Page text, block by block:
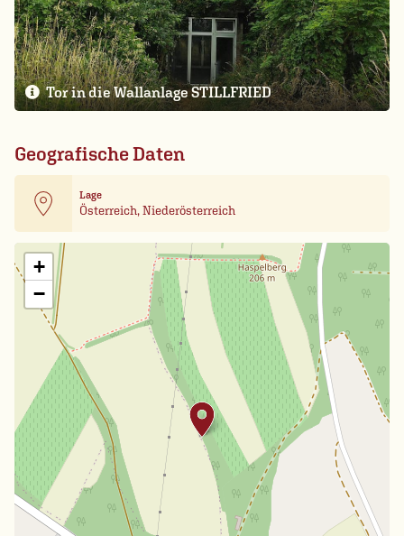
Tor in die Wallanlage STILLFRIED
Geografische Daten
Lage
Österreich, Niederösterreich
+
−